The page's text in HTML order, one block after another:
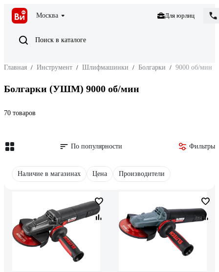
Москва Для юрлиц
Поиск в каталоге
Главная / Инструмент / Шлифмашинки / Болгарки / 9000 об/мин
Болгарки (УШМ) 9000 об/мин
70 товаров
По популярности Фильтры
Наличие в магазинах Цена Производители